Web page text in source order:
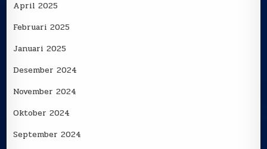
April 2025
Februari 2025
Januari 2025
Desember 2024
November 2024
Oktober 2024
September 2024